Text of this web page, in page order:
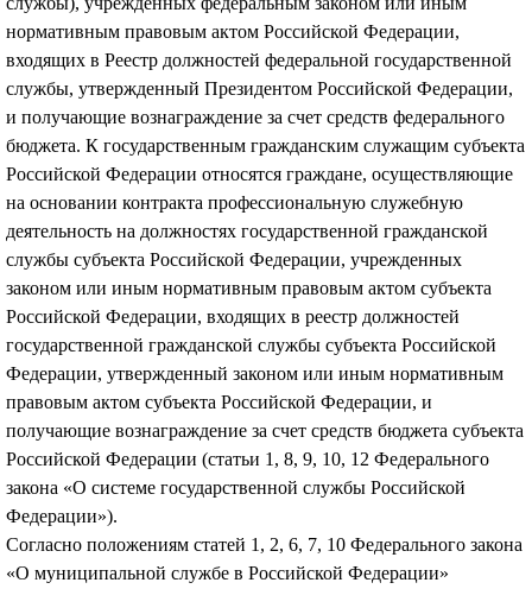
нормативным правовым актом Российской Федерации,
входящих в Реестр должностей федеральной государственной
службы, утвержденный Президентом Российской Федерации,
и получающие вознаграждение за счет средств федерального
бюджета. К государственным гражданским служащим субъекта
Российской Федерации относятся граждане, осуществляющие
на основании контракта профессиональную служебную
деятельность на должностях государственной гражданской
службы субъекта Российской Федерации, учрежденных
законом или иным нормативным правовым актом субъекта
Российской Федерации, входящих в реестр должностей
государственной гражданской службы субъекта Российской
Федерации, утвержденный законом или иным нормативным
правовым актом субъекта Российской Федерации, и
получающие вознаграждение за счет средств бюджета субъекта
Российской Федерации (статьи 1, 8, 9, 10, 12 Федерального
закона «О системе государственной службы Российской
Федерации»).
Согласно положениям статей 1, 2, 6, 7, 10 Федерального закона
«О муниципальной службе в Российской Федерации»